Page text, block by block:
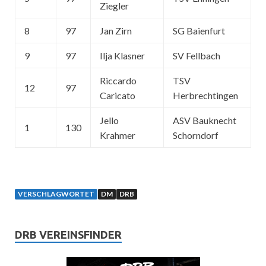
Ziegler
8 97 Jan Zirn SG Baienfurt
9 97 Ilja Klasner SV Fellbach
12 97
Riccardo
Caricato
TSV
Herbrechtingen
1 130
Jello
Krahmer
ASV Bauknecht
Schorndorf
VERSCHLAGWORTET DM DRB
DRB VEREINSFINDER